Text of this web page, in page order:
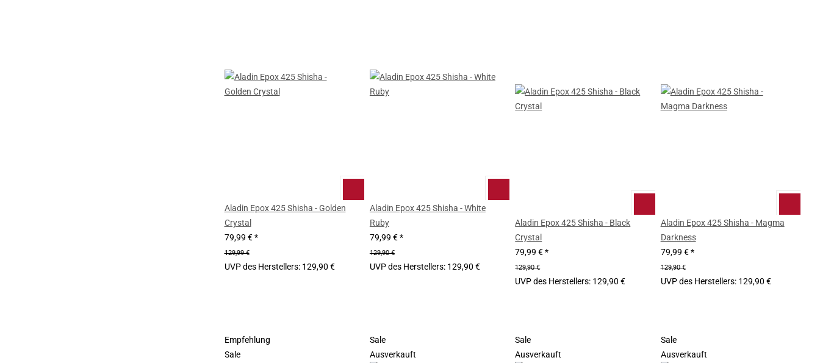
Aladin Epox 425 Shisha - Golden
Crystal
79,99 €*
129,99 €
UVP des Herstellers: 129,90 €
Aladin Epox 425 Shisha - White
Ruby
79,99 €*
129,90 €
UVP des Herstellers: 129,90 €
Aladin Epox 425 Shisha - Black
Crystal
79,99 €*
129,90 €
UVP des Herstellers: 129,90 €
Aladin Epox 425 Shisha - Magma
Darkness
79,99 €*
129,90 €
UVP des Herstellers: 129,90 €
Empfehlung
Sale
Sale
Ausverkauft
Sale
Ausverkauft
Sale
Ausverkauft